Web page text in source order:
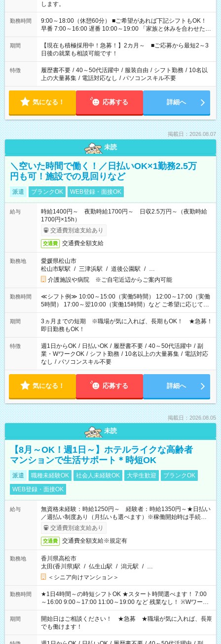
します。
勤務時間
9:00～18:00（休憩60分） ■ご希望があれば下記シフトもOK！
早番 7:00～16:00 遅番 10:00～19:00 「家族と休みを合わせた
い」 「余裕を持って夕飯の準備がしたい」 「できれば残業はし
たくない」 など、ご希望を教えてくださいね。 ※Wワーク希望
の方へ 今ご覧のお仕事で希望する勤務時間と、もう1つのお仕事
の勤務時間。 合計で週40時間を超える場合は応募できません。
期間
【現在も積極採用中！急募！】2カ月～ ■ご応募から最短2～3
日後の就業も相談可能です！
特徴 履歴書不要 / 40～50代活躍中 / 服装自由 / シフト勤務 / 10名以
上の大量募集 / 電話対応なし / パソコンスキル不要
気になる！ 応募する 詳細へ
掲載日：2026.08.07
未読
＼空いた時間で働く！／日払いOK×1勤務2.5万
円も可！施設での見回りなど
派遣 ブランクOK WEB登録・面接OK
給与
時給1400円～ 夜勤時給1700円～ 日収2.5万円～（夜勤時給
1700円×15h）
交通費別途支給あり
交通費 交通費全額支給
勤務地
愛媛県松山市
松山市駅駅 / 三津浜駅 / 道後公園駅 / …
介護施設や病院 ※ご自宅近辺からご案内可能
勤務時間
≪シフト例≫ 10:00～15:00（実働5時間） 12:00～17:00（実働
5時間） 17:00～翌10:00（実働15時間）など ご希望に応じて、
働く時間は調整できます！ お気軽に担当へ相談ください！
期間
3ヵ月までの短期 ※職場が気に入れば、長期もOK！ ★急募！
即日勤務もOK！
特徴 週1日からOK / 日払いOK / 履歴書不要 / 40～50代活躍中 / 副
業・WワークOK / シフト勤務 / 10名以上の大量募集 / 電話対応
なし / パソコンスキル不要
気になる！ 応募する 詳細へ
掲載日：2026.08.05
未読
【8月～OK！週1日～】ホテルライクな高齢者
マンションで生活サポート＊時短OK
派遣 職種未経験OK 社会人未経験OK 大学生歓迎
ブランクOK
WEB登録・面接OK
給与
無資格未経験：時給1250円～ 経験者：時給1350円～★日払い
／週払い制度あり（月払いも選べます）※稼働開始時は手続き完
了次第のお支払いとなります。
交通費別途支給あり
交通費 交通費全額支給※規定有
勤務地
香川県高松市
太田(香川県)駅 / 仏生山駅 / 潟元駅 / …
＜シニア向けマンション＞
勤務時間
★1日4時間～の時短シフトOK ★スタート時間選べます！ 7:00
～16:00 9:00～17:00 11:00～19:00 など 残業なし！ ※Wワーク
の場合、他のお仕事と合わせ週40時間超の就業はご案内できま
せん ※法令に基づき、週20時間以上勤務は社会保険への加入対
象となります ※労働者派遣法（日雇い派遣の原則禁止）によ
り、短時間・短期間の就業はご案内が難しい場合があります
期間
開始日はご相談ください！ ★急募 ★職場が気に入れば、長期
でも働けます！